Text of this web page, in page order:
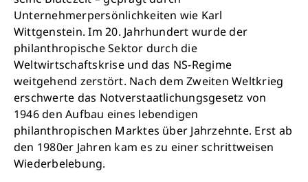
Unternehmerpersönlichkeiten wie Karl
Wittgenstein. Im 20. Jahrhundert wurde der
philanthropische Sektor durch die
Weltwirtschaftskrise und das NS-Regime
weitgehend zerstört. Nach dem Zweiten Weltkrieg
erschwerte das Notverstaatlichungsgesetz von
1946 den Aufbau eines lebendigen
philanthropischen Marktes über Jahrzehnte. Erst ab
den 1980er Jahren kam es zu einer schrittweisen
Wiederbelebung.